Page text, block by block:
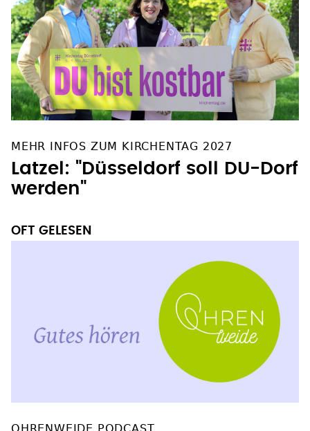
MEHR INFOS ZUM KIRCHENTAG 2027
Latzel: "Düsseldorf soll DU-Dorf
werden"
OFT GELESEN